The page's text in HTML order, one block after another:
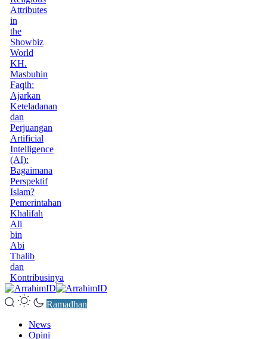
Attributes
in
the
Showbiz
World
KH.
Masbuhin
Faqih:
Ajarkan
Keteladanan
dan
Perjuangan
Artificial
Intelligence
(AI):
Bagaimana
Perspektif
Islam?
Pemerintahan
Khalifah
Ali
bin
Abi
Thalib
dan
Kontribusinya
Ramadhan
News
Opini